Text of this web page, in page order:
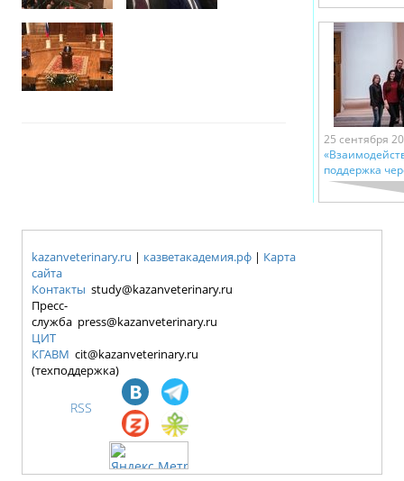
25 сентября
поддержка
kazanveterinary.ru | казветакадемия.рф | Карта
сайта
Контакты study@kazanveterinary.ru
Пресс-
служба press@kazanveterinary.ru
ЦИТ
КГАВМ cit@kazanveterinary.ru
(техподдержка)
RSS